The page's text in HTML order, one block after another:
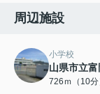
周辺施設
小学校
山県市立
726ｍ（10分